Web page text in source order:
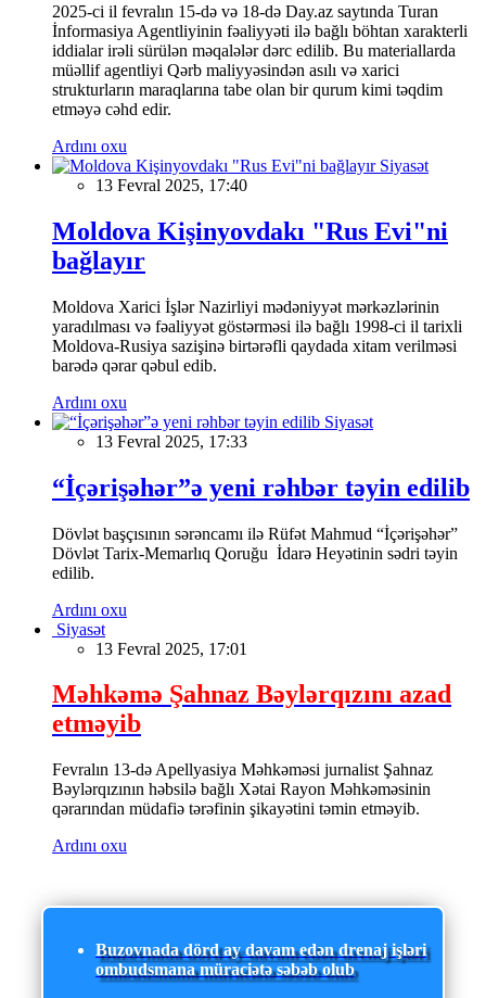
2025-ci il fevralın 15-də və 18-də Day.az saytında Turan
İnformasiya Agentliyinin fəaliyyəti ilə bağlı böhtan xarakterli
iddialar irəli sürülən məqalələr dərc edilib. Bu materiallarda
müəllif agentliyi Qərb maliyyəsindən asılı və xarici
strukturların maraqlarına tabe olan bir qurum kimi təqdim
etməyə cəhd edir.
Ardını oxu
Siyasət
13 Fevral 2025, 17:40
Moldova Kişinyovdakı "Rus Evi"ni
bağlayır
Moldova Xarici İşlər Nazirliyi mədəniyyət mərkəzlərinin
yaradılması və fəaliyyət göstərməsi ilə bağlı 1998-ci il tarixli
Moldova-Rusiya sazişinə birtərəfli qaydada xitam verilməsi
barədə qərar qəbul edib.
Ardını oxu
Siyasət
13 Fevral 2025, 17:33
“İçərişəhər”ə yeni rəhbər təyin edilib
Dövlət başçısının sərəncamı ilə Rüfət Mahmud “İçərişəhər”
Dövlət Tarix-Memarlıq Qoruğu İdarə Heyətinin sədri təyin
edilib.
Ardını oxu
Siyasət
13 Fevral 2025, 17:01
Məhkəmə Şahnaz Bəylərqızını azad
etməyib
Fevralın 13-də Apellyasiya Məhkəməsi jurnalist Şahnaz
Bəylərqızının həbsilə bağlı Xətai Rayon Məhkəməsinin
qərarından müdafiə tərəfinin şikayətini təmin etməyib.
Ardını oxu
Buzovnada dörd ay davam edən drenaj işləri
ombudsmana müraciətə səbəb olub